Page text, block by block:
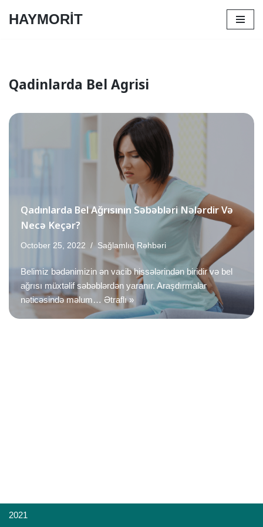
HAYMORİT
Qadinlarda Bel Agrisi
Qadınlarda Bel Ağrısının Səbəbləri Nələrdir Və
Necə Keçər?
October 25, 2022 Sağlamlıq Rəhbəri
Belimiz bədənimizin ən vacib hissələrindən biridir və bel
ağrısı müxtəlif səbəblərdən yaranır. Araşdırmalar
nəticəsində məlum… Ətraflı »
2021